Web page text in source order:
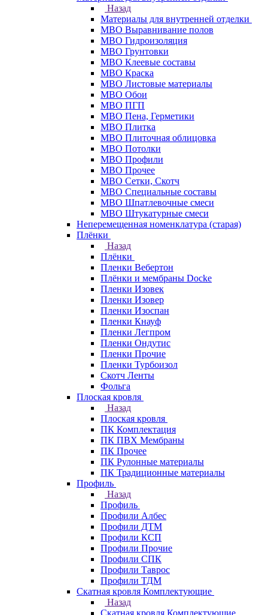
Назад
Материалы для внутренней отделки
МВО Выравнивание полов
МВО Гидроизоляция
МВО Грунтовки
МВО Клеевые составы
МВО Краска
МВО Листовые материалы
МВО Обои
МВО ПГП
МВО Пена, Герметики
МВО Плитка
МВО Плиточная облицовка
МВО Потолки
МВО Профили
МВО Прочее
МВО Сетки, Скотч
МВО Специальные составы
МВО Шпатлевочные смеси
МВО Штукатурные смеси
Неперемещенная номенклатура (старая)
Плёнки
Назад
Плёнки
Пленки Вебертон
Плёнки и мембраны Docke
Пленки Изовек
Пленки Изовер
Пленки Изоспан
Пленки Кнауф
Пленки Легпром
Пленки Ондутис
Пленки Прочие
Пленки Турбоизол
Скотч Ленты
Фольга
Плоская кровля
Назад
Плоская кровля
ПК Комплектация
ПК ПВХ Мембраны
ПК Прочее
ПК Рулонные материалы
ПК Традиционные материалы
Профиль
Назад
Профиль
Профили Албес
Профили ДТМ
Профили КСП
Профили Прочие
Профили СПК
Профили Таврос
Профили ТДМ
Скатная кровля Комплектующие
Назад
Скатная кровля Комплектующие